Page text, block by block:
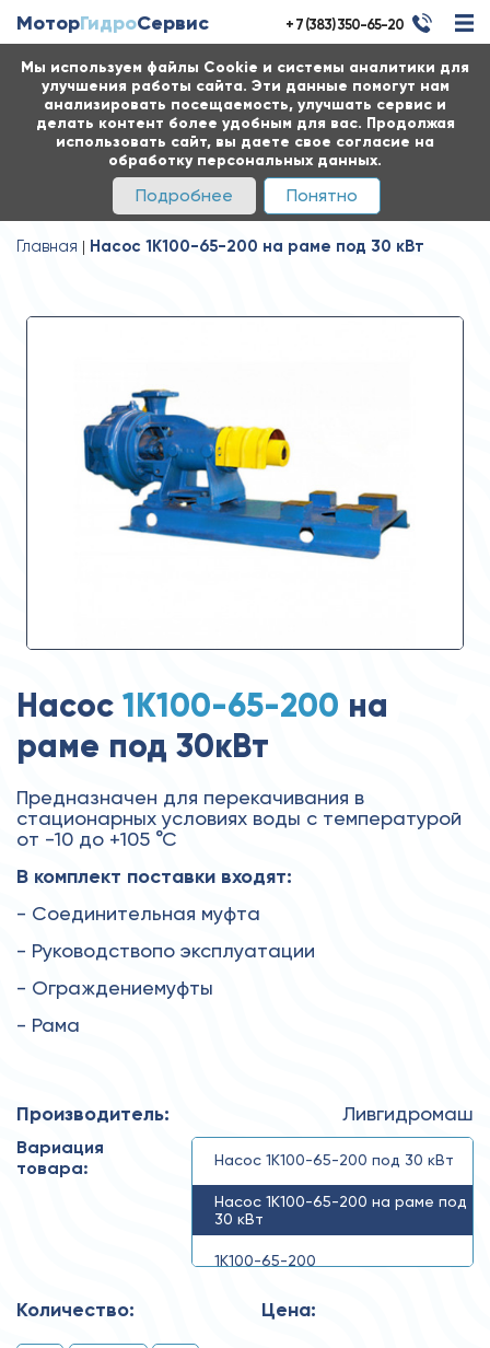
Мы используем файлы Cookie и системы аналитики для
улучшения работы сайта. Эти данные помогут нам
анализировать посещаемость, улучшать сервис и
делать контент более удобным для вас. Продолжая
использовать сайт, вы даете свое согласие на
обработку персональных данных.
Подробнее Понятно
МоторГидроСервис + 7 (383) 350-65-20
Главная Насос 1К100-65-200 на раме под 30 кВт
Насос 1К100-65-200 на
раме под 30кВт
Предназначен для перекачивания в
стационарных условиях воды с температурой
от -10 до +105 °С
В комплект поставки входят:
- Соединительная муфта
- Руководствопо эксплуатации
- Ограждениемуфты
- Рама
Производитель: Ливгидромаш
Вариация
товара:
Насос 1К100-65-200 под 30 кВт
Насос 1К100-65-200 на раме под
30 кВт
1К100-65-200
Количество: Цена: